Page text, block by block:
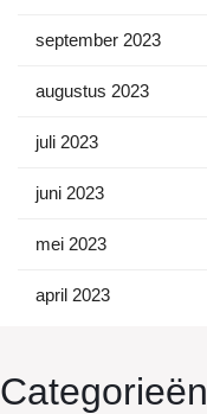
september 2023
augustus 2023
juli 2023
juni 2023
mei 2023
april 2023
Categorieën